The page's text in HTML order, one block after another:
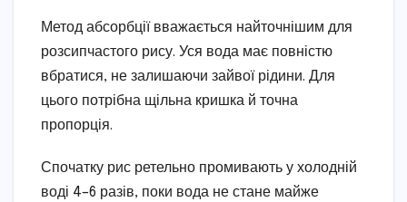
Метод абсорбції вважається найточнішим для
розсипчастого рису. Уся вода має повністю
вбратися, не залишаючи зайвої рідини. Для
цього потрібна щільна кришка й точна
пропорція.
Спочатку рис ретельно промивають у холодній
воді 4–6 разів, поки вода не стане майже